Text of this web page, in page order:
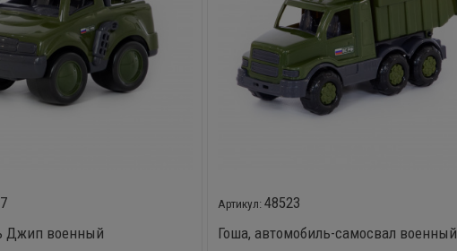
Джип военный
48523
Гоша, автомобиль-самосвал военный